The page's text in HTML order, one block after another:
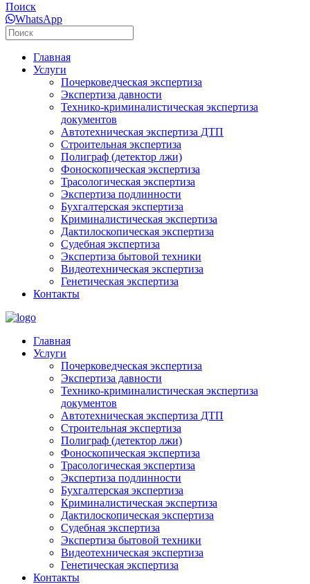
Поиск
WhatsApp
Главная
Услуги
Почерковедческая экспертиза
Экспертиза давности
Технико-криминалистическая экспертиза
документов
Автотехническая экспертиза ДТП
Строительная экспертиза
Полиграф (детектор лжи)
Фоноскопическая экспертиза
Трасологическая экспертиза
Экспертиза подлинности
Бухгалтерская экспертиза
Криминалистическая экспертиза
Дактилоскопическая экспертиза
Судебная экспертиза
Экспертиза бытовой техники
Видеотехническая экспертиза
Генетическая экспертиза
Контакты
Главная
Услуги
Почерковедческая экспертиза
Экспертиза давности
Технико-криминалистическая экспертиза
документов
Автотехническая экспертиза ДТП
Строительная экспертиза
Полиграф (детектор лжи)
Фоноскопическая экспертиза
Трасологическая экспертиза
Экспертиза подлинности
Бухгалтерская экспертиза
Криминалистическая экспертиза
Дактилоскопическая экспертиза
Судебная экспертиза
Экспертиза бытовой техники
Видеотехническая экспертиза
Генетическая экспертиза
Контакты